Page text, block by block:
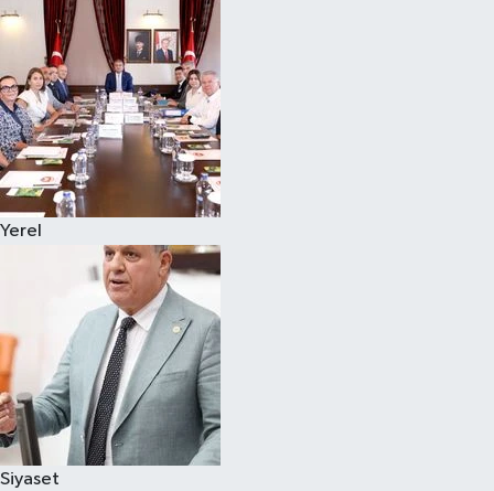
Yerel
Siyaset
Magazin
Özel
Resmi İlanlar
Sağlık
Siyaset
Spor
Yaşam
Yerel Yönetimler